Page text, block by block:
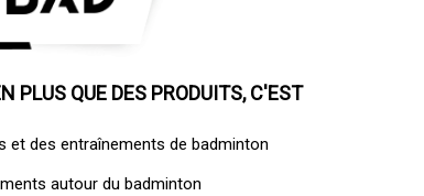
PLUS QUE DES PRODUITS, C'EST
et des entraînements de badminton
autour du badminton